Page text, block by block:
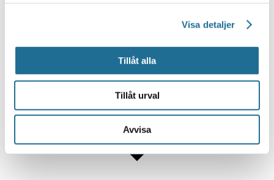
Visa detaljer
Tillåt alla
Tillåt urval
Avvisa